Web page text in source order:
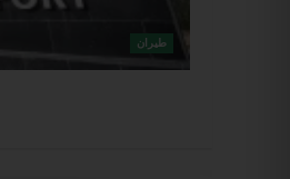
طيران